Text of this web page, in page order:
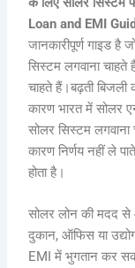
Loan and EMI
जानकारीपूर्ण गाइड है
सिस्टम लगवाना
चाहते हैं।बढ़ती
कारण भारत में सोलर
सोलर सिस्टम
कारण निर्णय नहीं ले
होता है।
सोलर लोन की मदद से
दुकान, ऑफिस या
EMI में भुगतान कर